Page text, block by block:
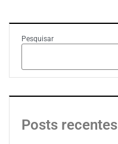
Pesquisar
Posts recentes